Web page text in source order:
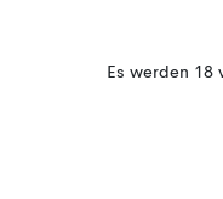
Es werden 18